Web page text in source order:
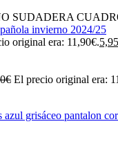
SUDADERA
original era: 11,90€.5,95
€ El precio original era: